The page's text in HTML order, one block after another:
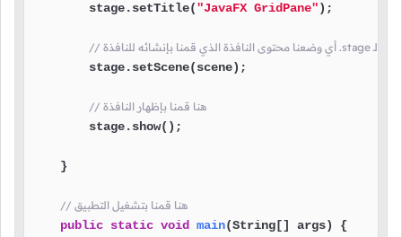
        stage.setTitle(
"JavaFX GridPane");
        stage.setScene(scene);
// هنا قمنا بإظهار النافذة
        stage.show();
    }
// هنا قمنا بتشغيل التطبيق
public static void main(String[] args)
{